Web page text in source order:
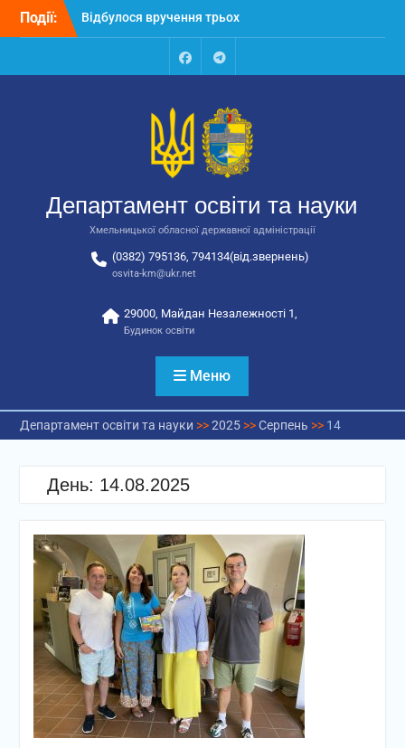
Перейти
Події:
Відбулося вручення трьох
автобусів для потреб
Відбулося засідання
освіти та науки обласної
державної адміністрації
Відбулась обласна
національно-патріотичне
виховання
FacebookTalegram
Департамент освіти та науки
Хмельницької обласної державної адміністрації
(0382) 795136, 794134(від.звернень)
osvita-km@ukr.net
29000, Майдан Незалежності 1,
Будинок освіти
Меню
Департамент освіти та науки >>2025>>Серпень >> 14
День: 14.08.2025